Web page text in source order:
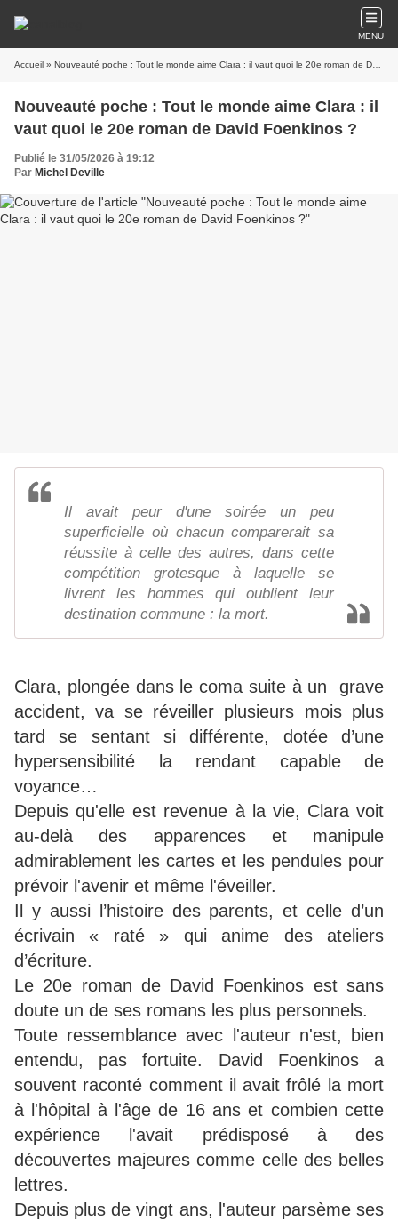
MENU
Accueil » Nouveauté poche : Tout le monde aime Clara : il vaut quoi le 20e roman de David Foenkinos ?
Nouveauté poche : Tout le monde aime Clara : il
vaut quoi le 20e roman de David Foenkinos ?
Publié le 31/05/2026 à 19:12
Par Michel Deville
Il avait peur d'une soirée un peu
superficielle où chacun comparerait sa
réussite à celle des autres, dans cette
compétition grotesque à laquelle se
livrent les hommes qui oublient leur
destination commune : la mort.
Clara, plongée dans le coma suite à un grave
accident, va se réveiller plusieurs mois plus
tard se sentant si différente, dotée d’une
hypersensibilité la rendant capable de
voyance…
Depuis qu'elle est revenue à la vie, Clara voit
au-delà des apparences et manipule
admirablement les cartes et les pendules pour
prévoir l'avenir et même l'éveiller.
Il y aussi l’histoire des parents, et celle d’un
écrivain « raté » qui anime des ateliers
d’écriture.
Le 20e roman de David Foenkinos est sans
doute un de ses romans les plus personnels.
Toute ressemblance avec l'auteur n'est, bien
entendu, pas fortuite. David Foenkinos a
souvent raconté comment il avait frôlé la mort
à l'hôpital à l'âge de 16 ans et combien cette
expérience l'avait prédisposé à des
découvertes majeures comme celle des belles
lettres.
Depuis plus de vingt ans, l'auteur parsème ses